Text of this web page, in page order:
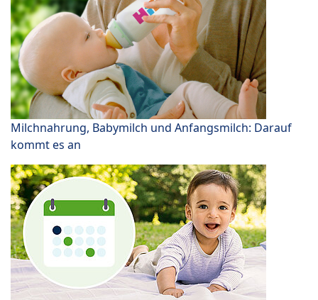
Milchnahrung, Babymilch und Anfangsmilch: Darauf
kommt es an